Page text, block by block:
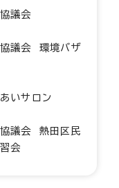
議会
議会 環境バザ
いサロン
議会 熱田区民
会